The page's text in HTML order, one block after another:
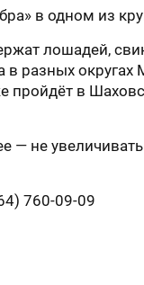
в одном из
лошадей,
в разных
пройдёт в
— не
760-09-09